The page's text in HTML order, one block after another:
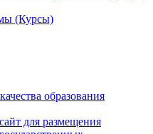
(Курсы)
образования
для размещения